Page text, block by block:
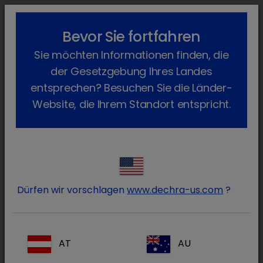
lock_outline search menu
Verschreibungspflichtig
Fluboral Zurück
Fluboral
Bevor Sie fortfahren
Sie möchten Informationen finden, die
der Gesetzgebung Ihres Landes
entsprechen? Besuchen Sie die Länder-
Website, die Ihrem Standort entspricht.
Dürfen wir vorschlagenwww.dechra-us.com ?
AT AU